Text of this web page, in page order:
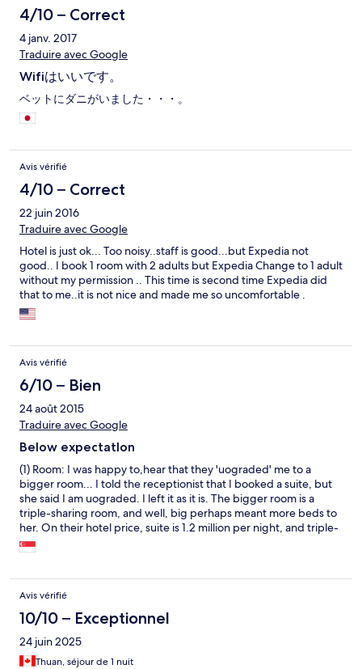
4/10 – Correct
4 janv. 2017
Traduire avec Google
Wifiはいいです。
ベットにダニがいました・・・。
Avis vérifié
4/10 – Correct
22 juin 2016
Traduire avec Google
Hotel is just ok... Too noisy..staff is good...but Expedia not
good.. I book 1 room with 2 adults but Expedia Change to 1 adult
without my permission .. This time is second time Expedia did
that to me..it is not nice and made me so uncomfortable .
Avis vérifié
6/10 – Bien
24 août 2015
Traduire avec Google
Below expectatIon
(1) Room: I was happy to,hear that they 'uograded' me to a
bigger room... I told the receptionist that I booked a suite, but
she said I am uograded. I left it as it is. The bigger room is a
triple-sharing room, and well, big perhaps meant more beds to
her. On their hotel price, suite is 1.2 million per night, and triple-
sharing is 1 million... So I am wondering is I am downgraded or
uograded? (2) Lobby: the amount of incense burnt to the gods
blasted at ten minutes to 9am to signal to us to get out of the
restaurant. Most unpleasant. There was no selection on
Saturday. On Sunday, we have a mini-buffet spr as. (4) Noise: I
am a light-sleeper and was happy when I couldn't hear much of
the street traffic... But the chambermaids packed themselves
Avis vérifié
10/10 – Exceptionnel
24 juin 2025
Thuan, séjour de 1 nuit